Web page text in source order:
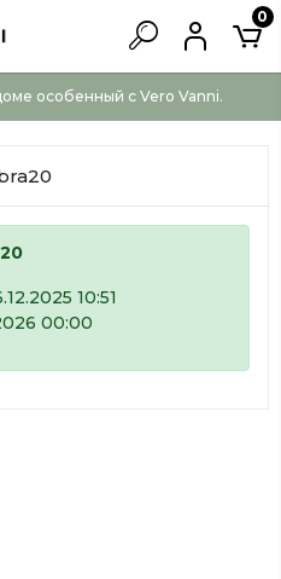
особенный с Vero Vanni.
0
10:51
00:00